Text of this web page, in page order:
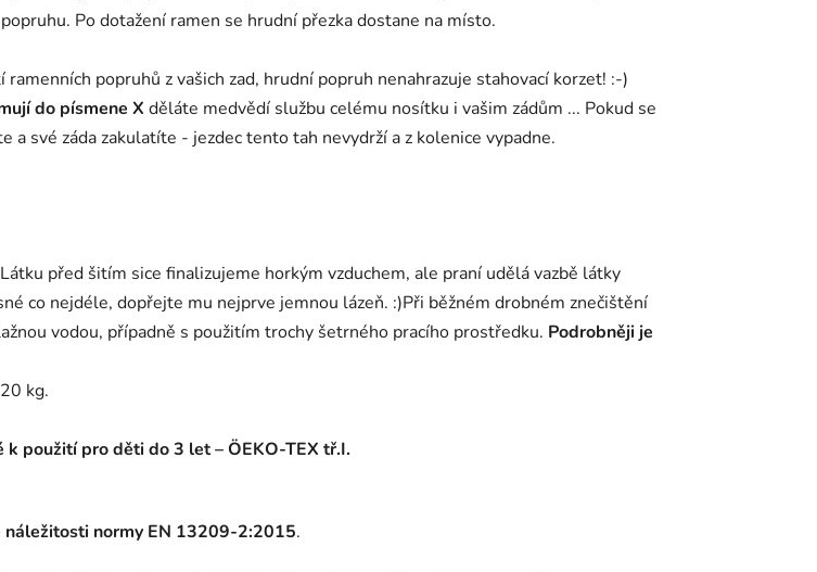
Po dotažení ramen se hrudní přezka dostane na místo.
popruhů z vašich zad, hrudní popruh nenahrazuje stahovací korzet! :-)
do písmene X děláte medvědí službu celému nosítku i vašim zádům ... Pokud se
své záda zakulatíte - jezdec tento tah nevydrží a z kolenice vypadne.
Látku před šitím sice finalizujeme horkým vzduchem, ale praní udělá vazbě látky
co nejdéle, dopřejte mu nejprve jemnou lázeň. :)Při běžném drobném znečištění
vodou, případně s použitím trochy šetrného pracího prostředku. Podrobněji je
kg.
použití pro děti do 3 let – ÖEKO-TEX tř.I.
náležitosti normy EN 13209-2:2015.